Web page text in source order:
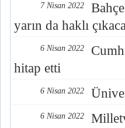
7 Nisan 2022
yarın da haklı
6 Nisan 2022
hitap etti
6 Nisan 2022
6 Nisan 2022